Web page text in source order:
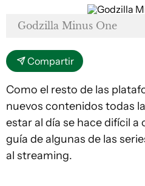
Godzilla Minus One
Compartir
Como el resto de las
nuevos contenidos todas
estar al día se hace difícil
guía de algunas de las
al streaming.